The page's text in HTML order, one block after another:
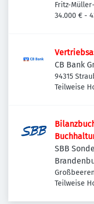
Fritz-
Neckar-
34.000 € -
CB Bank
94315
Teilweise
SBB
Südost,
Teilweise